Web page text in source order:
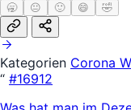
🥱 😐 🙂 😄 🤣
Kategorien Corona
“ #16912